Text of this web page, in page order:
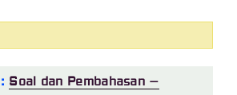
Soal dan Pembahasan –